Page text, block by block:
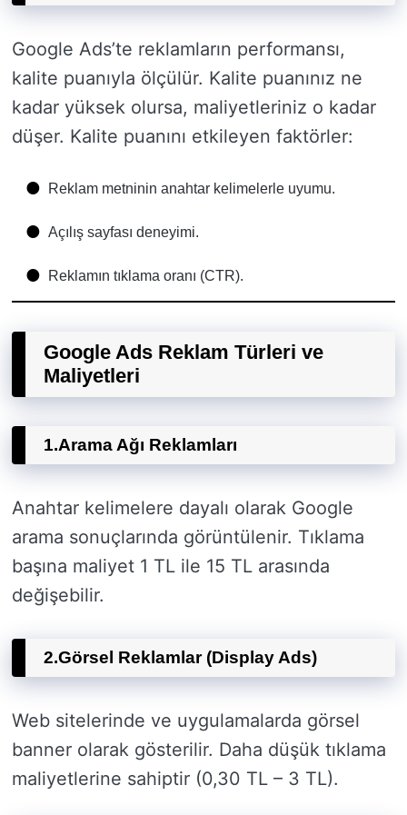
Google Ads’te reklamların performansı,
kalite puanıyla ölçülür. Kalite puanınız ne
kadar yüksek olursa, maliyetleriniz o kadar
düşer. Kalite puanını etkileyen faktörler:
Reklam metninin anahtar kelimelerle uyumu.
Açılış sayfası deneyimi.
Reklamın tıklama oranı (CTR).
Google Ads Reklam Türleri ve
Maliyetleri
1.Arama Ağı Reklamları
Anahtar kelimelere dayalı olarak Google
arama sonuçlarında görüntülenir. Tıklama
başına maliyet 1 TL ile 15 TL arasında
değişebilir.
2.Görsel Reklamlar (Display Ads)
Web sitelerinde ve uygulamalarda görsel
banner olarak gösterilir. Daha düşük tıklama
maliyetlerine sahiptir (0,30 TL – 3 TL).